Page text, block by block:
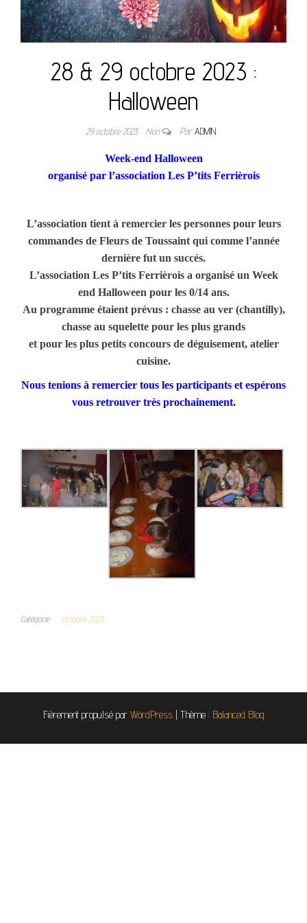
28 & 29 octobre 2023 :
Halloween
29 octobre 2023 Non ParADMIN
Week-end Halloween
organisé par l’association Les P’tits Ferrièrois
L’association tient à remercier les personnes pour leurs
commandes de Fleurs de Toussaint qui comme l’année
dernière fut un succés.
L’association Les P’tits Ferrièrois a organisé un Week
end Halloween pour les 0/14 ans.
Au programme étaient prévus : chasse au ver (chantilly),
chasse au squelette pour les plus grands
et pour les plus petits concours de déguisement, atelier
cuisine.
Nous tenions à remercier tous les participants et espérons
vous retrouver très prochainement.
Catégorie octobre 2023
Fièrement propulsé par WordPress | Thème : Balanced Blog